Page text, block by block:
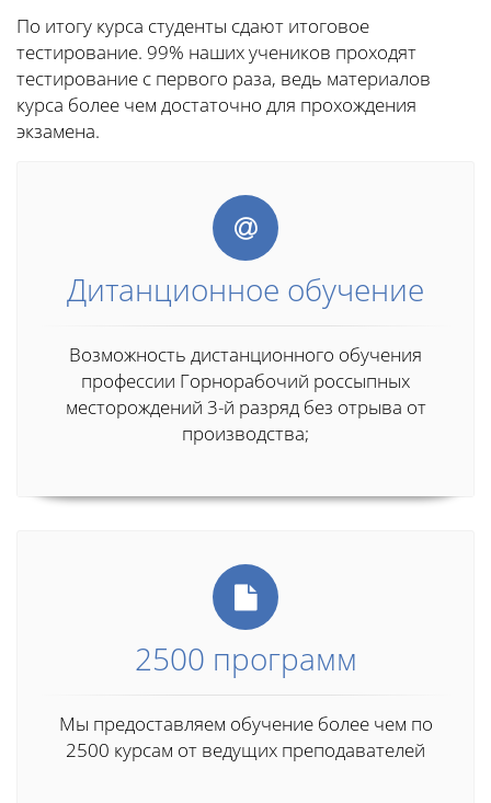
По итогу курса студенты сдают итоговое
тестирование. 99% наших учеников проходят
тестирование с первого раза, ведь материалов
курса более чем достаточно для прохождения
экзамена.
Дитанционное обучение
Возможность дистанционного обучения
профессии Горнорабочий россыпных
месторождений 3-й разряд без отрыва от
производства;
2500 программ
Мы предоставляем обучение более чем по
2500 курсам от ведущих преподавателей